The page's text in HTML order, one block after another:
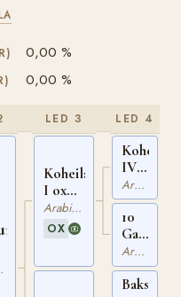
0,00 %
0,00 %
LED 3
Koheilan
I ox
ASBB
16
Arabiskt Fullblod
OX
LED 4
Koheilan
IV
ox
ASBB
169
Arabiskt Fullblod
10
Gazal
ox
ASBB
17
Arabiskt Fullblod
Bakszysz